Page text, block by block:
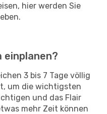
hier werden Sie
einplanen?
3 bis 7 Tage völlig
um die wichtigsten
und das Flair
mehr Zeit können